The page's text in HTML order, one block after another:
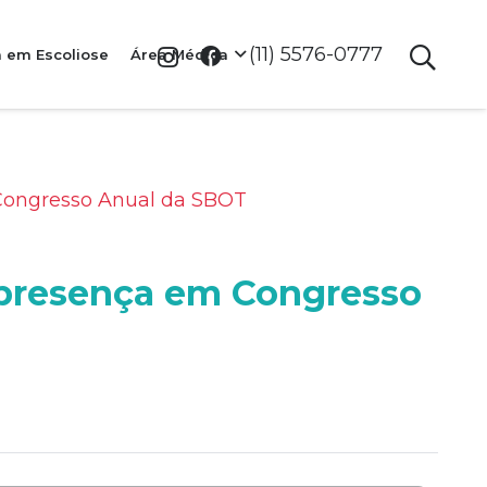
em Escoliose Área Médica (11) 5576-0777
Anual da SBOT
em Congresso